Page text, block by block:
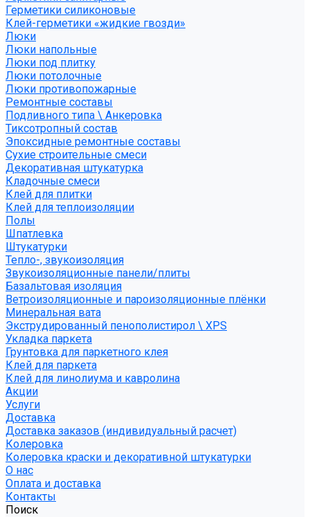
Герметики силиконовые
Клей-герметики «жидкие гвозди»
Люки
Люки напольные
Люки под плитку
Люки потолочные
Люки противопожарные
Ремонтные составы
Подливного типа \ Анкеровка
Тиксотропный состав
Эпоксидные ремонтные составы
Сухие строительные смеси
Декоративная штукатурка
Кладочные смеси
Клей для плитки
Клей для теплоизоляции
Полы
Шпатлевка
Штукатурки
Тепло-, звукоизоляция
Звукоизоляционные панели/плиты
Базальтовая изоляция
Ветроизоляционные и пароизоляционные плёнки
Минеральная вата
Экструдированный пенополистирол \ XPS
Укладка паркета
Грунтовка для паркетного клея
Клей для паркета
Клей для линолиума и кавролина
Акции
Услуги
Доставка
Доставка заказов (индивидуальный расчет)
Колеровка
Колеровка краски и декоративной штукатурки
О нас
Оплата и доставка
Контакты
Поиск